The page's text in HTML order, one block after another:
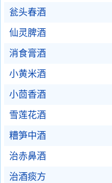
瓮头春酒
仙灵脾酒
消食膏酒
小黄米酒
小茴香酒
雪莲花酒
糟笋中酒
治赤鼻酒
治酒痰方